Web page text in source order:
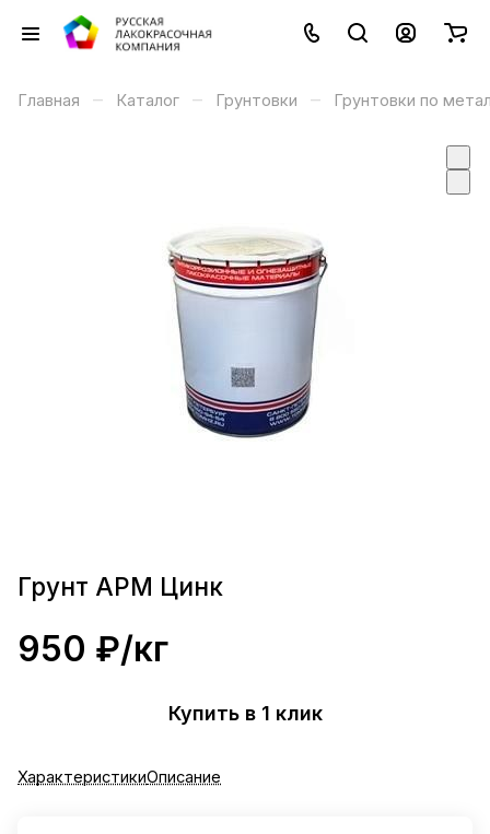
Главная – Каталог – Грунтовки – Грунтовки по
Грунт АРМ Цинк
950 ₽/кг
Купить в 1 клик
ХарактеристикиОписание